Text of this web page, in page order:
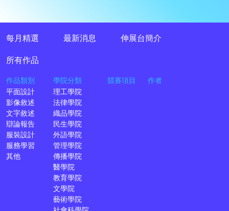
每月精選
所有作品
作品類別
平面設計
影像敘述
文字敘述
辯論報告
服裝設計
服務學習
其他
學院分類
理工學院
法律學院
織品學院
民生學院
外語學院
管理學院
傳播學院
醫學院
教育學院
文學院
藝術學院
競賽項目 作者
最新消息 伸展台簡介